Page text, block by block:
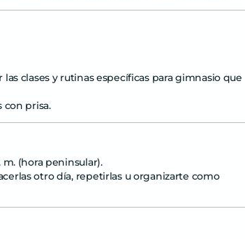
clases y rutinas específicas para gimnasio que
con prisa.
m. (hora peninsular).
otro día, repetirlas u organizarte como